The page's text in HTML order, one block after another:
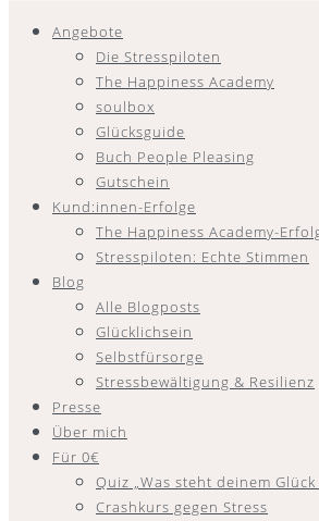
Angebote
Die Stresspiloten
The Happiness Academy
soulbox
Glücksguide
Buch People Pleasing
Gutschein
Kund:innen-Erfolge
The Happiness Academy-
Stresspiloten: Echte Stimmen
Blog
Alle Blogposts
Glücklichsein
Selbstfürsorge
Stressbewältigung & Resilienz
Presse
Über mich
Für 0€
Quiz „Was steht deinem Glück
Crashkurs gegen Stress